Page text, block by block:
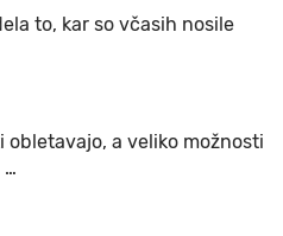
to, kar so včasih nosile
obletavajo, a veliko možnosti
…